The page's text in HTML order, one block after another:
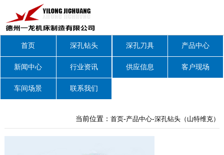
首页 深孔钻头 深孔刀具 产品中心
新闻中心 行业资讯 供应信息 客户现场
车间场景 联系我们
当前位置：首页-产品中心-深孔钻头（山特维克）